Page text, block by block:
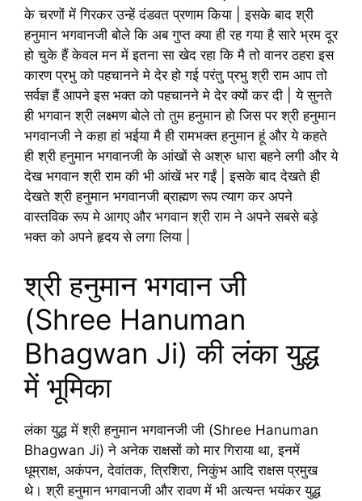
के चरणों में गिरकर उन्हें दंडवत प्रणाम किया | इसके बाद श्री
हनुमान भगवानजी बोले कि अब गुप्त क्या ही रह गया है सारे भ्रम दूर
हो चुके हैं केवल मन में इतना सा खेद रहा कि मै तो वानर ठहरा इस
कारण प्रभु को पहचानने मे देर हो गई परंतु प्रभु श्री राम आप तो
सर्वज्ञ हैं आपने इस भक्त को पहचानने मे देर क्यों कर दी | ये सुनते
ही भगवान श्री लक्ष्मण बोले तो तुम हनुमान हो जिस पर श्री हनुमान
भगवानजी ने कहा हां भईया मै ही रामभक्त हनुमान हूं और ये कहते
ही श्री हनुमान भगवानजी के आंखों से अश्रु धारा बहने लगी और ये
देख भगवान श्री राम की भी आंखें भर गईं | इसके बाद देखते ही
देखते श्री हनुमान भगवानजी ब्राह्मण रूप त्याग कर अपने
वास्तविक रूप मे आगए और भगवान श्री राम ने अपने सबसे बड़े
भक्त को अपने हृदय से लगा लिया |
श्री हनुमान भगवान जी
(Shree Hanuman
Bhagwan Ji) की लंका युद्ध
में भूमिका
लंका युद्ध में श्री हनुमान भगवानजी जी (Shree Hanuman
Bhagwan Ji) ने अनेक राक्षसों को मार गिराया था, इनमें
धूम्राक्ष, अकंपन, देवांतक, त्रिशिरा, निकुंभ आदि राक्षस प्रमुख
थे। श्री हनुमान भगवानजी और रावण में भी अत्यन्त भयंकर युद्ध